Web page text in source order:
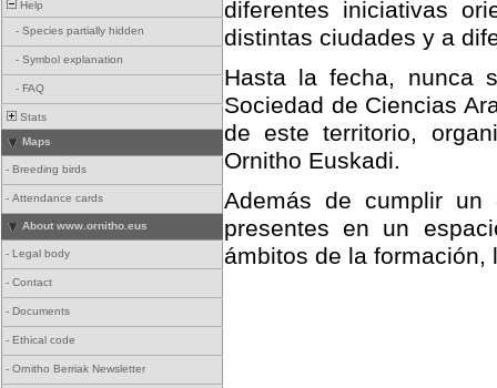
Help
- Species partially hidden
- Symbol explanation
- FAQ
Stats
Maps
- Breeding birds
- Attendance cards
About www.ornitho.eus
- Legal body
- Contact
- Documents
- Ethical code
- Ornitho Berriak Newsletter
diferentes iniciativas
distintas ciudades y a
Hasta la fecha, nunca
Sociedad de Ciencias
de este territorio,
Ornitho Euskadi.
Además de cumplir un
presentes en un
ámbitos de la